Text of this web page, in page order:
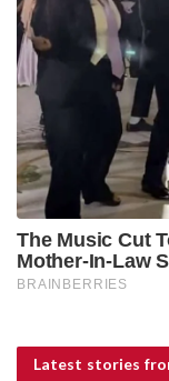
Latest stories